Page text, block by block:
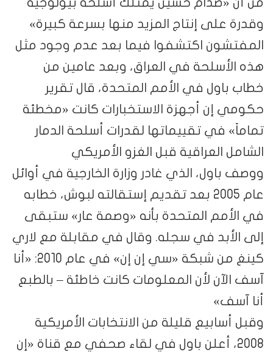
وقدرة على إنتاج المزيد منها بسرعة كبيرة»
المفتشون اكتشفوا فيما بعد عدم وجود مثل
هذه الأسلحة في العراق، وبعد عامين من
خطاب باول في الأمم المتحدة، قال تقرير
حكومي إن أجهزة الاستخبارات كانت «مخطئة
تماماً» في تقييماتها لقدرات أسلحة الدمار
الشامل العراقية قبل الغزو الأمريكي
ووصف باول، الذي غادر وزارة الخارجية في أوائل
عام 2005 بعد تقديم إستقالته لبوش، خطابه
في الأمم المتحدة بأنه «وصمة عار» ستبقى
إلى الأبد في سجله. وقال في مقابلة مع لاري
كينغ من شبكة «سي إن إن» في عام 2010: «أنا
آسف الآن لأن المعلومات كانت خاطئة – بالطبع
أنا آسف»
وقبل أسابيع قليلة من الانتخابات الأمريكية
2008، أعلن باول في لقاء صحفي مع قناة «إن